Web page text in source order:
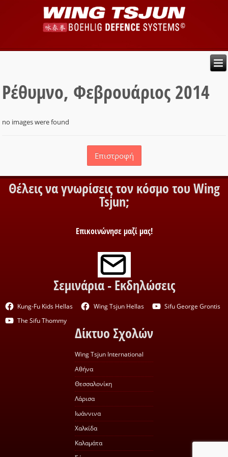
Ρέθυμνο, Φεβρουάριος 2014
no images were found
Επιστροφή
Θέλεις να γνωρίσεις τον κόσμο του Wing
Tsjun;
Επικοινώνησε μαζί μας!
Σεμινάρια - Εκδηλώσεις
Kung-Fu Kids Hellas Wing Tsjun Hellas
Sifu George Grontis
The Sifu Thommy
Δίκτυο Σχολών
Wing Tsjun International
Αθήνα
Θεσσαλονίκη
Λάρισα
Ιωάννινα
Χαλκίδα
Καλαμάτα